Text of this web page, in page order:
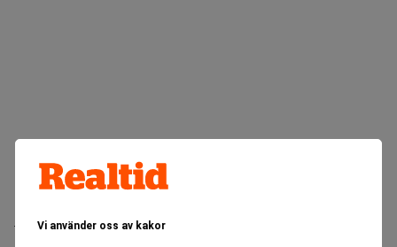
Vi använder oss av kakor
Var ordförande på storbank – nu åtalas